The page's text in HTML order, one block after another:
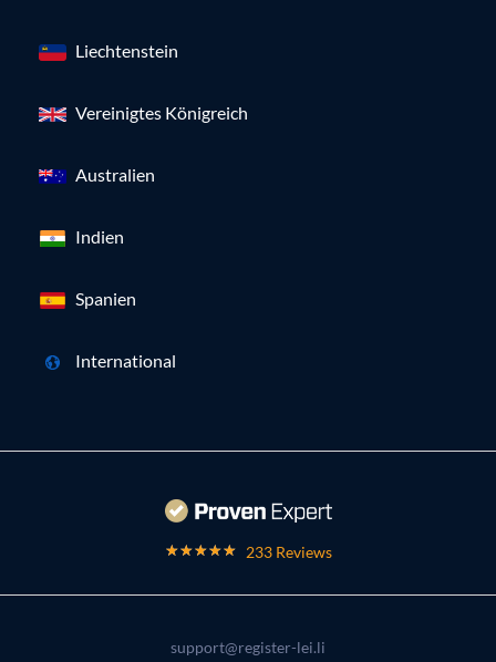
Liechtenstein
Vereinigtes Königreich
Australien
Indien
Spanien
International
233 Reviews
support@register-lei.li